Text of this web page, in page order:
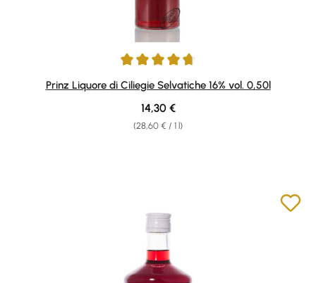
Average rating of 4.83 out of 5 stars
Prinz Liquore di Ciliegie Selvatiche 16% vol. 0,50l
(28,60 € / 1 l)
Regular price:
14,30 €